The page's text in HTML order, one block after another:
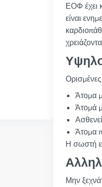
ΕΟΦ έχει
είναι
Άτομα
Άτομά
Άτομα
Η σωστή
Μην